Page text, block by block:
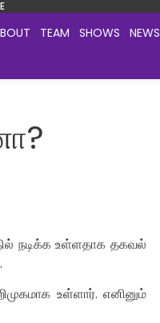
TEAM SHOWS NEWS
நடிக்க உள்ளதாக தகவல்
உள்ளார். எனினும்